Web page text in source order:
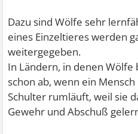
Dazu sind Wölfe sehr
eines Einzeltieres werden
weitergegeben.
In Ländern, in denen Wölfe
schon ab, wenn ein
Schulter rumläuft, weil sie
Gewehr und Abschuß